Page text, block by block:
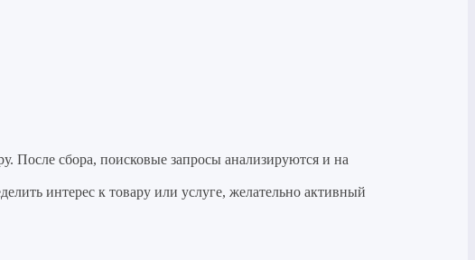
После сбора, поисковые запросы анализируются и на
интерес к товару или услуге, желательно активный